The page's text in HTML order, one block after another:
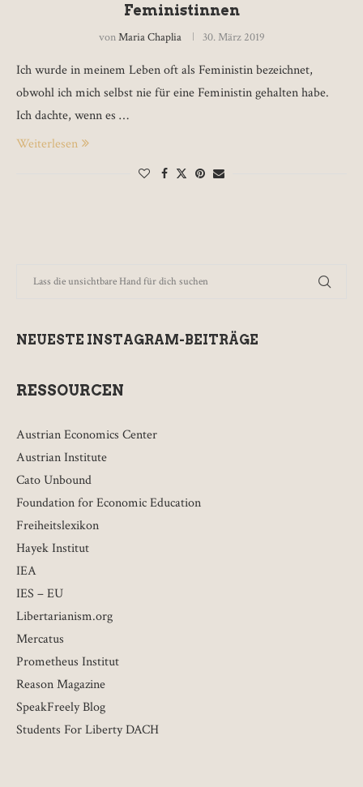
Feministinnen
vonMaria Chaplia 30. März 2019
Ich wurde in meinem Leben oft als Feministin bezeichnet,
obwohl ich mich selbst nie für eine Feministin gehalten habe.
Ich dachte, wenn es …
Weiterlesen
NEUESTE INSTAGRAM-BEITRÄGE
RESSOURCEN
Austrian Economics Center
Austrian Institute
Cato Unbound
Foundation for Economic Education
Freiheitslexikon
Hayek Institut
IEA
IES – EU
Libertarianism.org
Mercatus
Prometheus Institut
Reason Magazine
SpeakFreely Blog
Students For Liberty DACH